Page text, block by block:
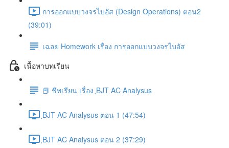
การออกแบบวงจรไบอัส (Design Operations) ตอน2
(39:01)
เฉลย Homework เรื่อง การออกแบบวงจรไบอัส
เนื้อหาบทเรียน
📕 ชีทเรียน เรื่อง ฺBJT AC Analysus
ฺBJT AC Analysus ตอน 1 (47:54)
ฺBJT AC Analysus ตอน 2 (37:29)